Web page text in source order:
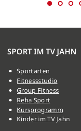
SPORT IM TV JAHN
Sportarten
Fitnessstudio
Group Fitness
Reha Sport
Kursprogramm
Kinder im TV Jahn